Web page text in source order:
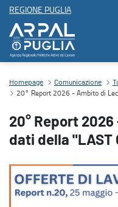
REGIONE PUGLIA
20° Report 2026 - Ambito
Contenuto
Homepage Comunicazione
20° Report 2026 - Ambito di
20° Report
dati della "LAST